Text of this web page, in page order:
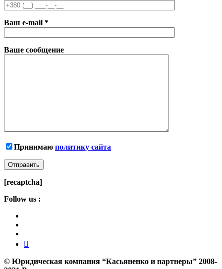
Ваш e-mail *
Ваше сообщение
Принимаю политику сайта
[recaptcha]
Follow us :
© Юридическая компания “Касьяненко и партнеры” 2008-